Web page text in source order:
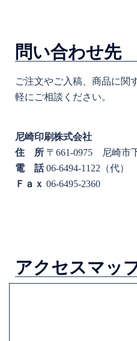
問い合わせ先
ご注文やご入稿、商品に関
軽にご相談ください。
尼崎印刷株式会社
住 所 〒661-0975 尼崎市
電 話06-6494-1122（代）
Ｆａｘ 06-6495-2360
アクセスマッ